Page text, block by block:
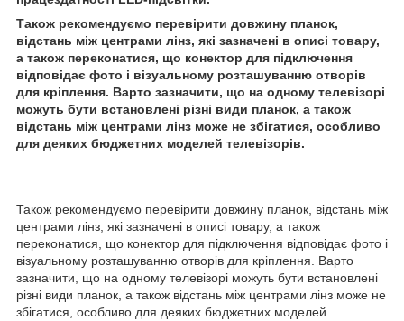
Також рекомендуємо перевірити довжину планок,
відстань між центрами лінз, які зазначені в описі товару,
а також переконатися, що конектор для підключення
відповідає фото і візуальному розташуванню отворів
для кріплення. Варто зазначити, що на одному телевізорі
можуть бути встановлені різні види планок, а також
відстань між центрами лінз може не збігатися, особливо
для деяких бюджетних моделей телевізорів.
Також рекомендуємо перевірити довжину планок, відстань між
центрами лінз, які зазначені в описі товару, а також
переконатися, що конектор для підключення відповідає фото і
візуальному розташуванню отворів для кріплення. Варто
зазначити, що на одному телевізорі можуть бути встановлені
різні види планок, а також відстань між центрами лінз може не
збігатися, особливо для деяких бюджетних моделей